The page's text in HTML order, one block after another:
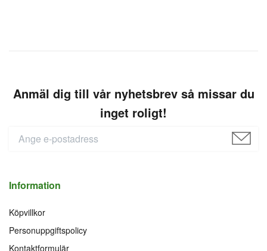
Anmäl dig till vår nyhetsbrev så missar du
inget roligt!
Information
Köpvillkor
Personuppgiftspolicy
Kontaktformulär